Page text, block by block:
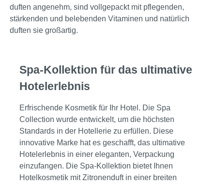
duften angenehm, sind vollgepackt mit pflegenden,
stärkenden und belebenden Vitaminen und natürlich
duften sie großartig.
Spa-Kollektion für das ultimative
Hotelerlebnis
Erfrischende Kosmetik für Ihr Hotel. Die Spa
Collection wurde entwickelt, um die höchsten
Standards in der Hotellerie zu erfüllen. Diese
innovative Marke hat es geschafft, das ultimative
Hotelerlebnis in einer eleganten, Verpackung
einzufangen. Die Spa-Kollektion bietet Ihnen
Hotelkosmetik mit Zitronenduft in einer breiten